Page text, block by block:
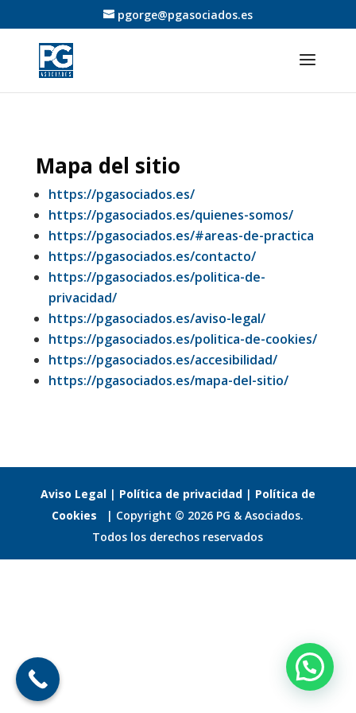
pgorge@pgasociados.es
Mapa del sitio
https://pgasociados.es/
https://pgasociados.es/quienes-somos/
https://pgasociados.es/#areas-de-practica
https://pgasociados.es/contacto/
https://pgasociados.es/politica-de-
privacidad/
https://pgasociados.es/aviso-legal/
https://pgasociados.es/politica-de-cookies/
https://pgasociados.es/accesibilidad/
https://pgasociados.es/mapa-del-sitio/
Aviso Legal| Política de privacidad| Política de
Cookies | Copyright © 2026 PG & Asociados.
Todos los derechos reservados